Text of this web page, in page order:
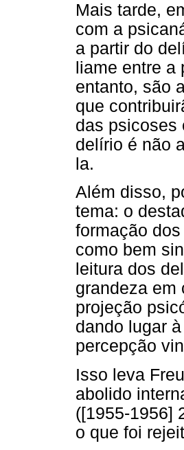
Mais tarde,
com a
a partir do
liame entre
entanto, são
que
das psicoses
delírio é não
la.
Além disso,
tema: o
formação
como bem
leitura dos
grandeza em
projeção
dando lugar
percepção
Isso leva
abolido
([1955-1956]
o que foi